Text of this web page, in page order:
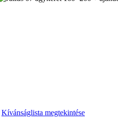
Kívánságlista megtekintése